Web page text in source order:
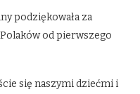
podziękowała za
od pierwszego
się naszymi dziećmi i